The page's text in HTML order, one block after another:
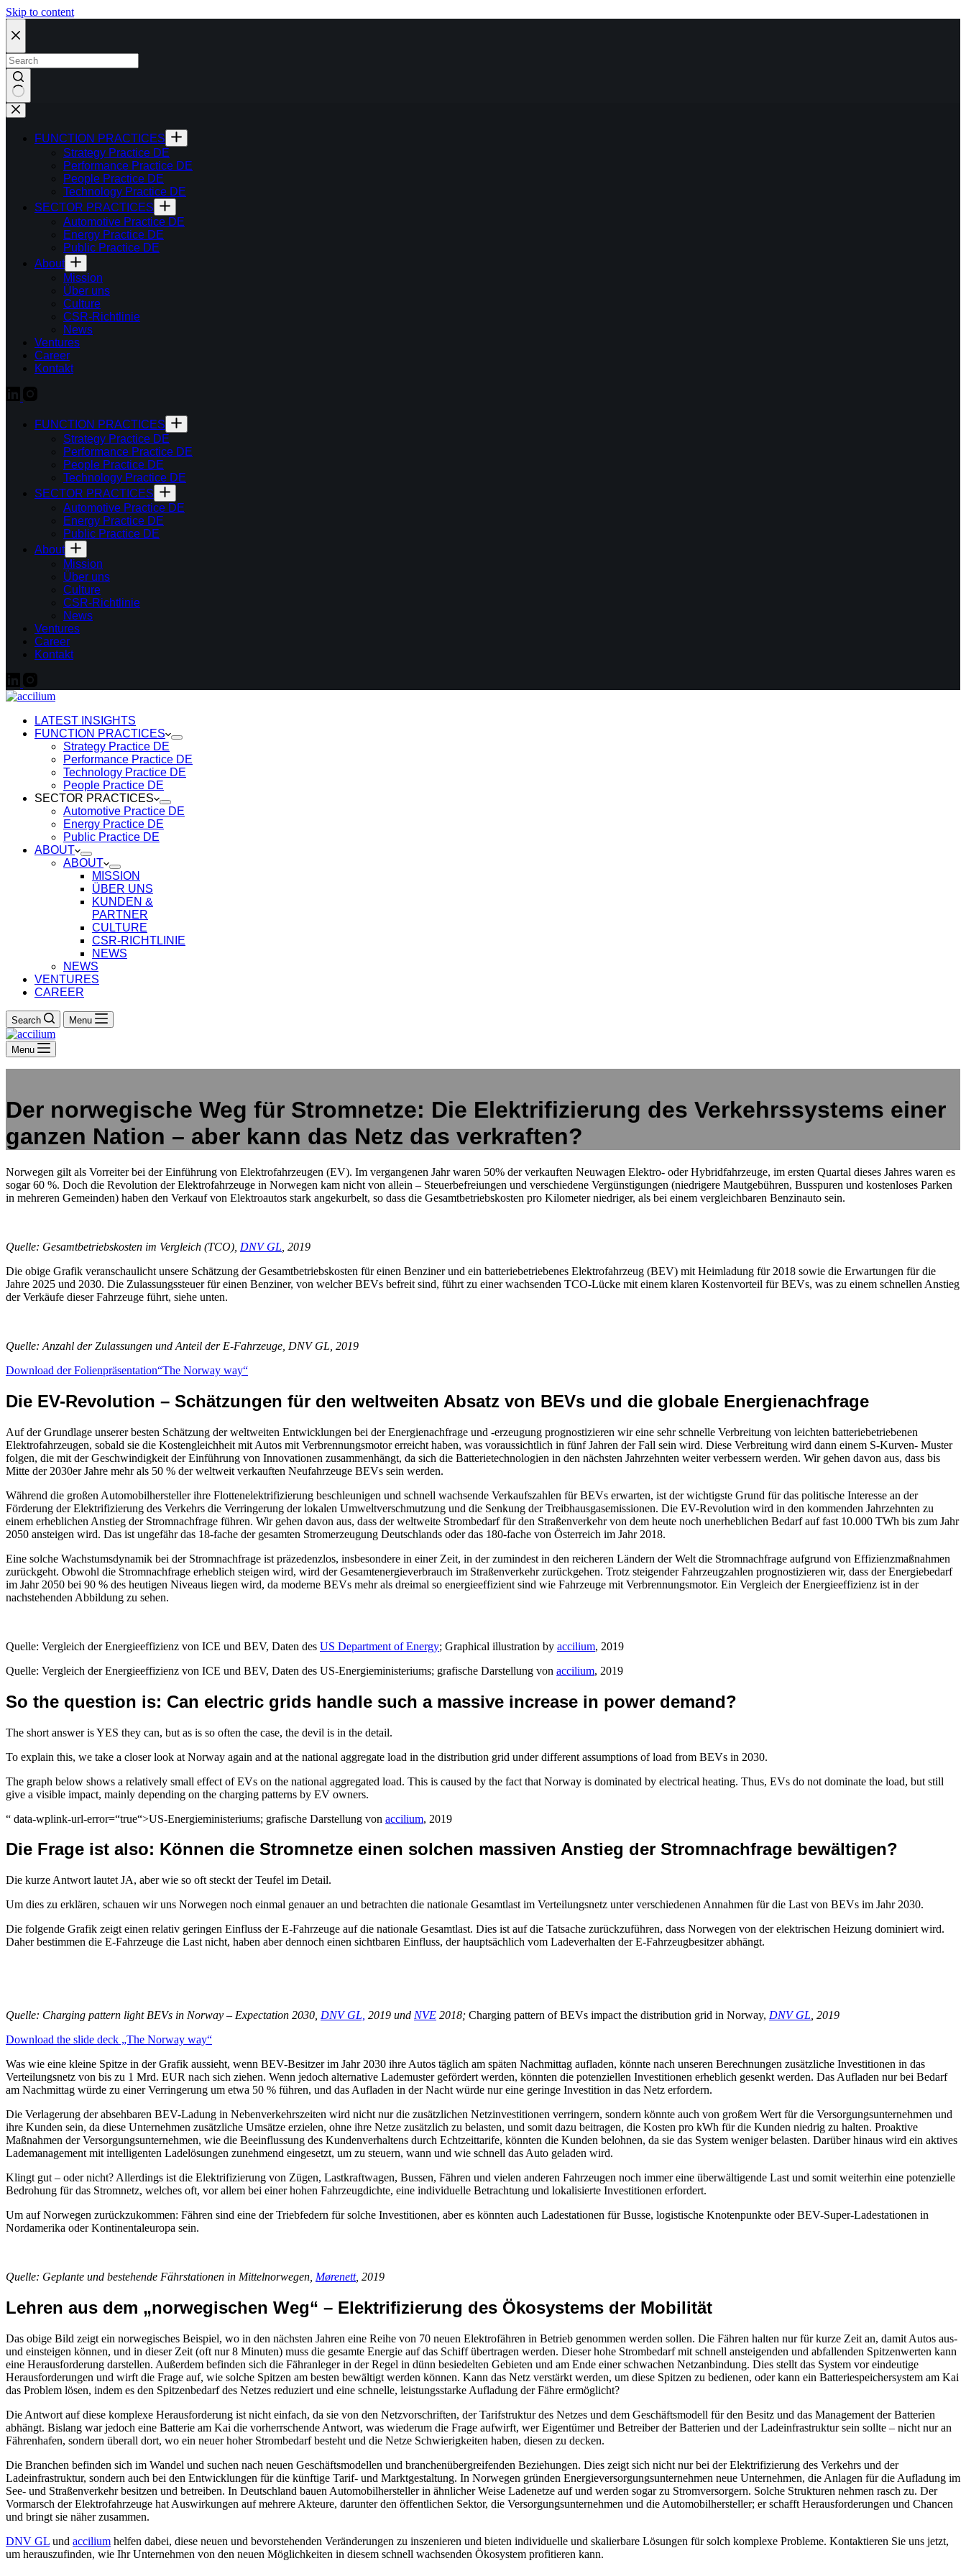
Skip to content
FUNCTION PRACTICES
Strategy Practice DE
Performance Practice DE
People Practice DE
Technology Practice DE
SECTOR PRACTICES
Automotive Practice DE
Energy Practice DE
Public Practice DE
About
Mission
Über uns
Culture
CSR-Richtlinie
News
Ventures
Career
Kontakt
FUNCTION PRACTICES
Strategy Practice DE
Performance Practice DE
People Practice DE
Technology Practice DE
SECTOR PRACTICES
Automotive Practice DE
Energy Practice DE
Public Practice DE
About
Mission
Über uns
Culture
CSR-Richtlinie
News
Ventures
Career
Kontakt
LATEST INSIGHTS
FUNCTION PRACTICES
Strategy Practice DE
Performance Practice DE
Technology Practice DE
People Practice DE
SECTOR PRACTICES
Automotive Practice DE
Energy Practice DE
Public Practice DE
ABOUT
ABOUT
MISSION
ÜBER UNS
KUNDEN &
PARTNER
CULTURE
CSR-RICHTLINIE
NEWS
NEWS
VENTURES
CAREER
Search Menu
Menu
Der norwegische Weg für Stromnetze: Die Elektrifizierung des Verkehrssystems einer
ganzen Nation – aber kann das Netz das verkraften?
Norwegen gilt als Vorreiter bei der Einführung von Elektrofahrzeugen (EV). Im vergangenen Jahr waren 50% der verkauften Neuwagen Elektro- oder Hybridfahrzeuge, im ersten Quartal dieses Jahres waren es
sogar 60 %. Doch die Revolution der Elektrofahrzeuge in Norwegen kam nicht von allein – Steuerbefreiungen und verschiedene Vergünstigungen (niedrigere Mautgebühren, Busspuren und kostenloses Parken
in mehreren Gemeinden) haben den Verkauf von Elektroautos stark angekurbelt, so dass die Gesamtbetriebskosten pro Kilometer niedriger, als bei einem vergleichbaren Benzinauto sein.
Quelle: Gesamtbetriebskosten im Vergleich (TCO), DNV GL , 2019
Die obige Grafik veranschaulicht unsere Schätzung der Gesamtbetriebskosten für einen Benziner und ein batteriebetriebenes Elektrofahrzeug (BEV) mit Heimladung für 2018 sowie die Erwartungen für die
Jahre 2025 und 2030. Die Zulassungssteuer für einen Benziner, von welcher BEVs befreit sind, führt zu einer wachsenden TCO-Lücke mit einem klaren Kostenvorteil für BEVs, was zu einem schnellen Anstieg
der Verkäufe dieser Fahrzeuge führt, siehe unten.
Quelle: Anzahl der Zulassungen und Anteil der E-Fahrzeuge, DNV GL, 2019
Download der Folienpräsentation“The Norway way“
Die EV-Revolution – Schätzungen für den weltweiten Absatz von BEVs und die globale Energienachfrage
Auf der Grundlage unserer besten Schätzung der weltweiten Entwicklungen bei der Energienachfrage und -erzeugung prognostizieren wir eine sehr schnelle Verbreitung von leichten batteriebetriebenen
Elektrofahrzeugen, sobald sie die Kostengleichheit mit Autos mit Verbrennungsmotor erreicht haben, was voraussichtlich in fünf Jahren der Fall sein wird. Diese Verbreitung wird dann einem S-Kurven- Muster
folgen, die mit der Geschwindigkeit der Einführung von Innovationen zusammenhängt, da sich die Batterietechnologien in den nächsten Jahrzehnten weiter verbessern werden. Wir gehen davon aus, dass bis
Mitte der 2030er Jahre mehr als 50 % der weltweit verkauften Neufahrzeuge BEVs sein werden.
Während die großen Automobilhersteller ihre Flottenelektrifizierung beschleunigen und schnell wachsende Verkaufszahlen für BEVs erwarten, ist der wichtigste Grund für das politische Interesse an der
Förderung der Elektrifizierung des Verkehrs die Verringerung der lokalen Umweltverschmutzung und die Senkung der Treibhausgasemissionen. Die EV-Revolution wird in den kommenden Jahrzehnten zu
einem erheblichen Anstieg der Stromnachfrage führen. Wir gehen davon aus, dass der weltweite Strombedarf für den Straßenverkehr von dem heute noch unerheblichen Bedarf auf fast 10.000 TWh bis zum Jahr
2050 ansteigen wird. Das ist ungefähr das 18-fache der gesamten Stromerzeugung Deutschlands oder das 180-fache von Österreich im Jahr 2018.
Eine solche Wachstumsdynamik bei der Stromnachfrage ist präzedenzlos, insbesondere in einer Zeit, in der zumindest in den reicheren Ländern der Welt die Stromnachfrage aufgrund von Effizienzmaßnahmen
zurückgeht. Obwohl die Stromnachfrage erheblich steigen wird, wird der Gesamtenergieverbrauch im Straßenverkehr zurückgehen. Trotz steigender Fahrzeugzahlen prognostizieren wir, dass der Energiebedarf
im Jahr 2050 bei 90 % des heutigen Niveaus liegen wird, da moderne BEVs mehr als dreimal so energieeffizient sind wie Fahrzeuge mit Verbrennungsmotor. Ein Vergleich der Energieeffizienz ist in der
nachstehenden Abbildung zu sehen.
Quelle: Vergleich der Energieeffizienz von ICE und BEV, Daten des US Department of Energy; Graphical illustration by accilium, 2019
Quelle: Vergleich der Energieeffizienz von ICE und BEV, Daten des US-Energieministeriums; grafische Darstellung von accilium, 2019
So the question is: Can electric grids handle such a massive increase in power demand?
The short answer is YES they can, but as is so often the case, the devil is in the detail.
To explain this, we take a closer look at Norway again and at the national aggregate load in the distribution grid under different assumptions of load from BEVs in 2030.
The graph below shows a relatively small effect of EVs on the national aggregated load. This is caused by the fact that Norway is dominated by electrical heating. Thus, EVs do not dominate the load, but still
give a visible impact, mainly depending on the charging patterns by EV owners.
“ data-wplink-url-error=“true“>US-Energieministeriums; grafische Darstellung von accilium, 2019
Die Frage ist also: Können die Stromnetze einen solchen massiven Anstieg der Stromnachfrage bewältigen?
Die kurze Antwort lautet JA, aber wie so oft steckt der Teufel im Detail.
Um dies zu erklären, schauen wir uns Norwegen noch einmal genauer an und betrachten die nationale Gesamtlast im Verteilungsnetz unter verschiedenen Annahmen für die Last von BEVs im Jahr 2030.
Die folgende Grafik zeigt einen relativ geringen Einfluss der E-Fahrzeuge auf die nationale Gesamtlast. Dies ist auf die Tatsache zurückzuführen, dass Norwegen von der elektrischen Heizung dominiert wird.
Daher bestimmen die E-Fahrzeuge die Last nicht, haben aber dennoch einen sichtbaren Einfluss, der hauptsächlich vom Ladeverhalten der E-Fahrzeugbesitzer abhängt.
Quelle: Charging pattern light BEVs in Norway – Expectation 2030, DNV GL, 2019 und NVE 2018; Charging pattern of BEVs impact the distribution grid in Norway, DNV GL , 2019
Download the slide deck „The Norway way“
Was wie eine kleine Spitze in der Grafik aussieht, wenn BEV-Besitzer im Jahr 2030 ihre Autos täglich am späten Nachmittag aufladen, könnte nach unseren Berechnungen zusätzliche Investitionen in das
Verteilungsnetz von bis zu 1 Mrd. EUR nach sich ziehen. Wenn jedoch alternative Lademuster gefördert werden, könnten die potenziellen Investitionen erheblich gesenkt werden. Das Aufladen nur bei Bedarf
am Nachmittag würde zu einer Verringerung um etwa 50 % führen, und das Aufladen in der Nacht würde nur eine geringe Investition in das Netz erfordern.
Die Verlagerung der absehbaren BEV-Ladung in Nebenverkehrszeiten wird nicht nur die zusätzlichen Netzinvestitionen verringern, sondern könnte auch von großem Wert für die Versorgungsunternehmen und
ihre Kunden sein, da diese Unternehmen zusätzliche Umsätze erzielen, ohne ihre Netze zusätzlich zu belasten, und somit dazu beitragen, die Kosten pro kWh für die Kunden niedrig zu halten. Proaktive
Maßnahmen der Versorgungsunternehmen, wie die Beeinflussung des Kundenverhaltens durch Echtzeittarife, könnten die Kunden belohnen, da sie das System weniger belasten. Darüber hinaus wird ein aktives
Lademanagement mit intelligenten Ladelösungen zunehmend eingesetzt, um zu steuern, wann und wie schnell das Auto geladen wird.
Klingt gut – oder nicht? Allerdings ist die Elektrifizierung von Zügen, Lastkraftwagen, Bussen, Fähren und vielen anderen Fahrzeugen noch immer eine überwältigende Last und somit weiterhin eine potenzielle
Bedrohung für das Stromnetz, welches oft, vor allem bei einer hohen Fahrzeugdichte, eine individuelle Betrachtung und lokalisierte Investitionen erfordert.
Um auf Norwegen zurückzukommen: Fähren sind eine der Triebfedern für solche Investitionen, aber es könnten auch Ladestationen für Busse, logistische Knotenpunkte oder BEV-Super-Ladestationen in
Nordamerika oder Kontinentaleuropa sein.
Quelle: Geplante und bestehende Fährstationen in Mittelnorwegen, Mørenett, 2019
Lehren aus dem „norwegischen Weg“ – Elektrifizierung des Ökosystems der Mobilität
Das obige Bild zeigt ein norwegisches Beispiel, wo in den nächsten Jahren eine Reihe von 70 neuen Elektrofähren in Betrieb genommen werden sollen. Die Fähren halten nur für kurze Zeit an, damit Autos aus-
und einsteigen können, und in dieser Zeit (oft nur 8 Minuten) muss die gesamte Energie auf das Schiff übertragen werden. Dieser hohe Strombedarf mit schnell ansteigenden und abfallenden Spitzenwerten kann
eine Herausforderung darstellen. Außerdem befinden sich die Fähranleger in der Regel in dünn besiedelten Gebieten und am Ende einer schwachen Netzanbindung. Dies stellt das System vor eindeutige
Herausforderungen und wirft die Frage auf, wie solche Spitzen am besten bewältigt werden können. Kann das Netz verstärkt werden, um diese Spitzen zu bedienen, oder kann ein Batteriespeichersystem am Kai
das Problem lösen, indem es den Spitzenbedarf des Netzes reduziert und eine schnelle, leistungsstarke Aufladung der Fähre ermöglicht?
Die Antwort auf diese komplexe Herausforderung ist nicht einfach, da sie von den Netzvorschriften, der Tarifstruktur des Netzes und dem Geschäftsmodell für den Besitz und das Management der Batterien
abhängt. Bislang war jedoch eine Batterie am Kai die vorherrschende Antwort, was wiederum die Frage aufwirft, wer Eigentümer und Betreiber der Batterien und der Ladeinfrastruktur sein sollte – nicht nur an
Fährenhafen, sondern überall dort, wo ein neuer hoher Strombedarf besteht und die Netze Schwierigkeiten haben, diesen zu decken.
Die Branchen befinden sich im Wandel und suchen nach neuen Geschäftsmodellen und branchenübergreifenden Beziehungen. Dies zeigt sich nicht nur bei der Elektrifizierung des Verkehrs und der
Ladeinfrastruktur, sondern auch bei den Entwicklungen für die künftige Tarif- und Marktgestaltung. In Norwegen gründen Energieversorgungsunternehmen neue Unternehmen, die Anlagen für die Aufladung im
See- und Straßenverkehr besitzen und betreiben. In Deutschland bauen Automobilhersteller in ähnlicher Weise Ladenetze auf und werden sogar zu Stromversorgern. Solche Strukturen nehmen rasch zu. Der
Vormarsch der Elektrofahrzeuge hat Auswirkungen auf mehrere Akteure, darunter den öffentlichen Sektor, die Versorgungsunternehmen und die Automobilhersteller; er schafft Herausforderungen und Chancen
und bringt sie näher zusammen.
DNV GL und accilium helfen dabei, diese neuen und bevorstehenden Veränderungen zu inszenieren und bieten individuelle und skalierbare Lösungen für solch komplexe Probleme. Kontaktieren Sie uns jetzt,
um herauszufinden, wie Ihr Unternehmen von den neuen Möglichkeiten in diesem schnell wachsenden Ökosystem profitieren kann.